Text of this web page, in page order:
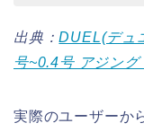
出典：DUEL(デュ
号~0.4号 アジン
実際のユーザーか